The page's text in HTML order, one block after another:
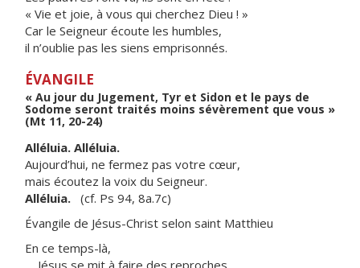
« Vie et joie, à vous qui cherchez Dieu ! »
Car le Seigneur écoute les humbles,
il n’oublie pas les siens emprisonnés.
ÉVANGILE
« Au jour du Jugement, Tyr et Sidon et le pays de
Sodome seront traités moins sévèrement que vous »
(Mt 11, 20-24)
Alléluia. Alléluia.
Aujourd’hui, ne fermez pas votre cœur,
mais écoutez la voix du Seigneur.
Alléluia. (cf. Ps 94, 8a.7c)
Évangile de Jésus-Christ selon saint Matthieu
En ce temps-là,
Jésus se mit à faire des reproches